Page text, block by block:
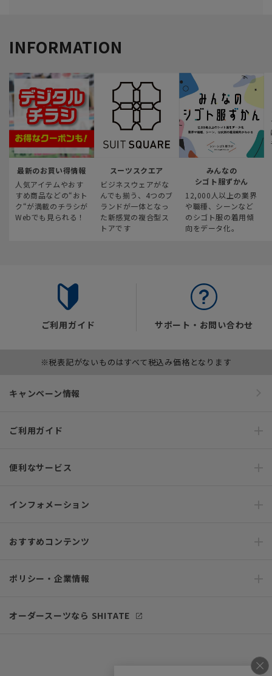
INFORMATION
最新のお買い得情報
人気アイテムやおす
すめ商品などの“おト
ク“が満載のチラシが
Webでも見られる！
スーツスクエア
ビジネスウェアがな
んでも揃う、4つのブ
ランドが一体となっ
た新感覚の複合型ス
トアです
みんなの
シゴト服ずかん
12,000人以上の業界
や職種、シーンなど
のシゴト服の着用傾
向をデータ化。
ご利用ガイド サポート・お問い合わせ
※税表記がないものはすべて税込み価格となります
キャンペーン情報
ご利用ガイド
便利なサービス
インフォメーション
おすすめコンテンツ
ポリシー・企業情報
オーダースーツなら SHITATE